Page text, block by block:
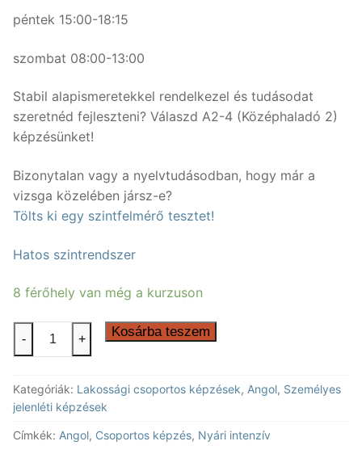
péntek 15:00-18:15
szombat 08:00-13:00
Stabil alapismeretekkel rendelkezel és tudásodat
szeretnéd fejleszteni? Válaszd A2-4 (Középhaladó 2)
képzésünket!
Bizonytalan vagy a nyelvtudásodban, hogy már a
vizsga közelében jársz-e?
Tölts ki egy szintfelmérő tesztet!
Hatos szintrendszer
8 férőhely van még a kurzuson
angol
A2-
4
- + Kosárba teszem
Kategóriák: Lakossági csoportos képzések, Angol, Személyes
jelenléti képzések
Címkék: Angol, Csoportos képzés, Nyári intenzív